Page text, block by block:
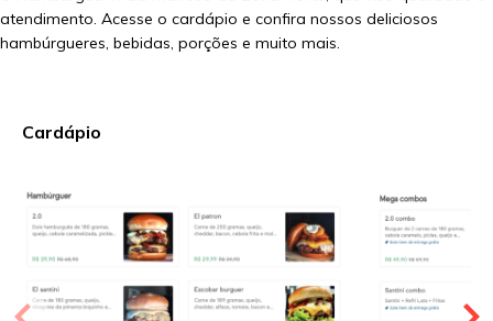
atendimento. Acesse o cardápio e confira nossos deliciosos
hambúrgueres, bebidas, porções e muito mais.
Cardápio